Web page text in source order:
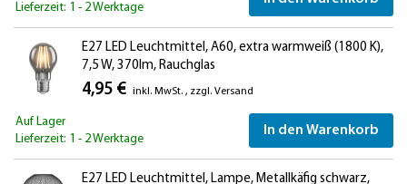
Lieferzeit: 1 - 2 Werktage
E27 LED Leuchtmittel, A60, extra warmweiß (1800 K),
7,5 W, 370lm, Rauchglas
4,95 € inkl. MwSt. , zzgl. Versand
Auf Lager
Lieferzeit: 1 - 2 Werktage
In den Warenkorb
E27 LED Leuchtmittel, Lampe, Metallkäfig schwarz,